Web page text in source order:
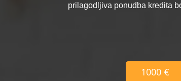
prilagodljiva ponudba kredita
1000 €